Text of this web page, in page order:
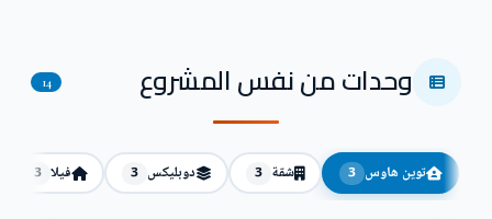
وحدات من نفس المشروع 14
توين هاوس 3 شقة 3 دوبليكس 3 فيلا 3